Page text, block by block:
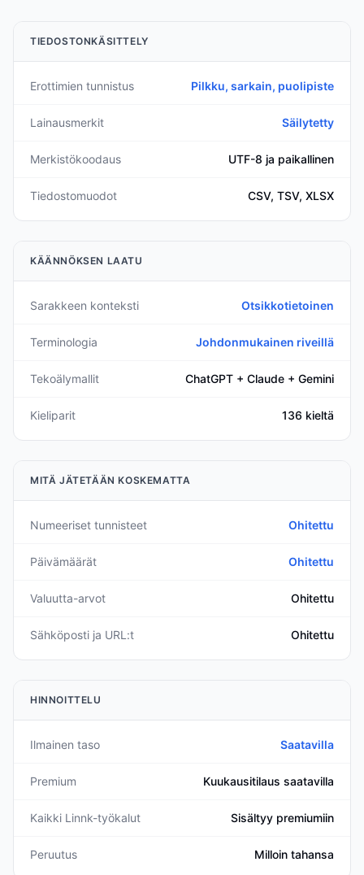
TIEDOSTONKÄSITTELY
Erottimien tunnistus Pilkku, sarkain, puolipiste
Lainausmerkit Säilytetty
Merkistökoodaus UTF-8 ja paikallinen
Tiedostomuodot CSV, TSV, XLSX
KÄÄNNÖKSEN LAATU
Sarakkeen konteksti Otsikkotietoinen
Terminologia Johdonmukainen riveillä
Tekoälymallit ChatGPT + Claude + Gemini
Kieliparit 136 kieltä
MITÄ JÄTETÄÄN KOSKEMATTA
Numeeriset tunnisteet Ohitettu
Päivämäärät Ohitettu
Valuutta-arvot Ohitettu
Sähköposti ja URL:t Ohitettu
HINNOITTELU
Ilmainen taso Saatavilla
Premium Kuukausitilaus saatavilla
Kaikki Linnk-työkalut Sisältyy premiumiin
Peruutus Milloin tahansa